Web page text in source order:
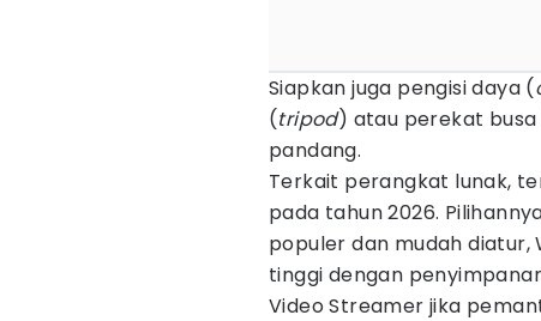
Siapkan juga pengisi daya (
(tripod) atau perekat busa
pandang.
Terkait perangkat lunak,
pada tahun 2026.
populer dan mudah diatur,
tinggi dengan
Video Streamer jika